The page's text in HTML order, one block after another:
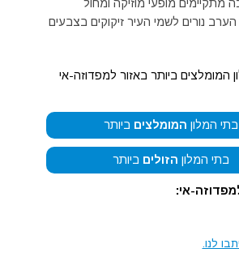
מתקיימים מופעי מוזיקה ומחול
נורים לשמי העיר זיקוקים בצבעים
המומלצים ביותר באזור למפדוזה-אי
בתי המלון המומלצים ביותר
בתי המלון הזולים ביותר
אי:
לנו.